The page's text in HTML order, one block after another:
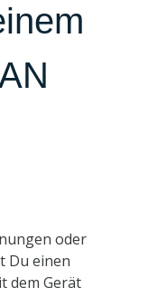
oder
Du einen
dem Gerät